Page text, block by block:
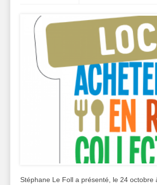
Stéphane Le Foll a présenté, le 24